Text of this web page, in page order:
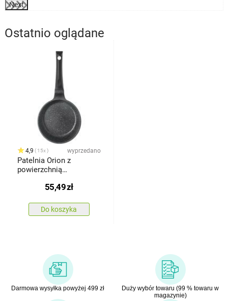
Next
Ostatnio oglądane
4,9 15x wyprzedano
Patelnia Orion z
powierzchnią
średnica 16 cm
55,49zł
Do koszyka
Darmowa wysyłka powyżej 499 zł
Duży wybór towaru (99 % towaru w
magazynie)